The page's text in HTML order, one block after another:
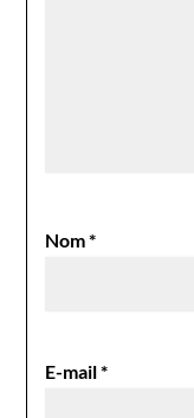
Nom*
E-mail*